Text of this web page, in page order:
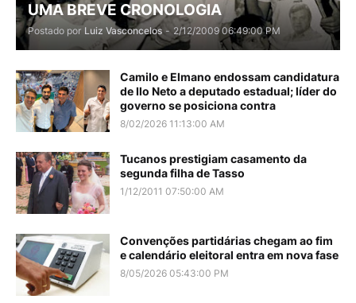
UMA BREVE CRONOLOGIA
Postado por Luiz Vasconcelos - 2/12/2009 06:49:00 PM
Camilo e Elmano endossam candidatura
de Ilo Neto a deputado estadual; líder do
governo se posiciona contra
8/02/2026 11:13:00 AM
Tucanos prestigiam casamento da
segunda filha de Tasso
1/12/2011 07:50:00 AM
Convenções partidárias chegam ao fim
e calendário eleitoral entra em nova fase
8/05/2026 05:43:00 PM